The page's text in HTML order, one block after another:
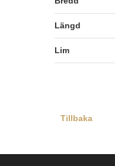
Längd
Lim
Tillbaka